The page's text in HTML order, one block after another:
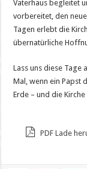
Vaterhaus begleitet
vorbereitet, den
Tagen erlebt die
übernatürliche
Lass uns diese Tage
Mal, wenn ein Papst
Erde – und die
PDF Lade